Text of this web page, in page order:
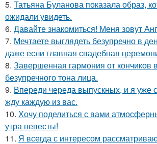
5. Татьяна Буланова показала образ,
ожидали увидеть.
6. Давайте знакомиться! Меня зовут
7. Мечтаете выглядеть безупречно в
даже если главная свадебная
8. Завершенная гармония от кончиков
безупречного тона лица.
9. Впереди череда выпускных, и я уже
жду каждую из вас.
10. Хочу поделиться с вами
утра невесты!
11. Я всегда с интересом